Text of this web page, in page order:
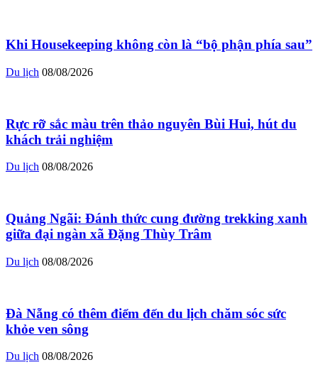
Khi Housekeeping không còn là “bộ phận phía sau”
Du lịch 08/08/2026
Rực rỡ sắc màu trên thảo nguyên Bùi Hui, hút du
khách trải nghiệm
Du lịch 08/08/2026
Quảng Ngãi: Đánh thức cung đường trekking xanh
giữa đại ngàn xã Đặng Thùy Trâm
Du lịch 08/08/2026
Đà Nẵng có thêm điểm đến du lịch chăm sóc sức
khỏe ven sông
Du lịch 08/08/2026